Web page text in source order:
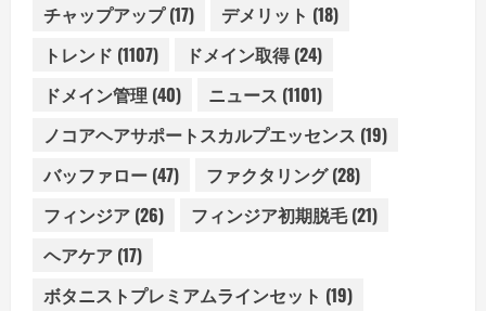
チャップアップ(17) デメリット (18)
トレンド (1107) ドメイン取得(24)
ドメイン管理 (40) ニュース (1101)
ノコアヘアサポートスカルプエッセンス (19)
バッファロー (47) ファクタリング(28)
フィンジア (26) フィンジア初期脱毛(21)
ヘアケア (17)
ボタニストプレミアムラインセット (19)